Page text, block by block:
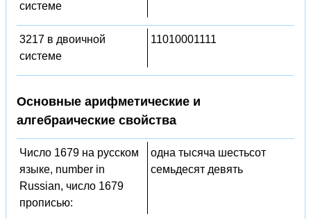
системе
3217 в двоичной
системе
11010001111
Основные арифметические и
алгебраические свойства
Число 1679 на русском
языке, number in
Russian, число 1679
прописью:
одна тысяча шестьсот
семьдесят девять